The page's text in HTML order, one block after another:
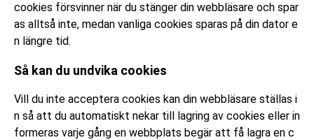
cookies försvinner när du stänger din webbläsare och spar
as alltså inte, medan vanliga cookies sparas på din dator e
n längre tid.
Så kan du undvika cookies
Vill du inte acceptera cookies kan din webbläsare ställas i
n så att du automatiskt nekar till lagring av cookies eller in
formeras varje gång en webbplats begär att få lagra en c